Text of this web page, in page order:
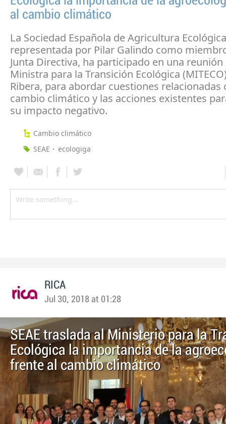
al cambio climático
La Sociedad Española de Agricultura Ecológica
representada por Pilar Galindo como
Junta Directiva, ha participado en una reunión
Ministra para la Transición Ecológica
Ribera, para abordar cuestiones relacionadas
cambio climático y las acciones existentes
su impacto negativo.
Cambio climático
SEAE
ecologiga
RICA
Jul 30, 2018 at 01:28
SEAE traslada al Ministerio para la
Ecológica la importancia de la
frente al cambio climático